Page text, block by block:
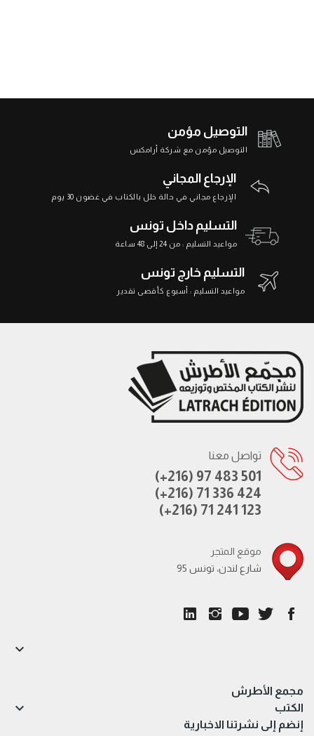
التوصيل مؤمن
التوصيل مؤمن مع شركة أرامكس
الإرجاع المجاني
الإرجاع مجاني في حالة خلل بالكتاب في غضون 30 يوم
التسليم داخل تونس
مواعيد التسليم : من 24 إلى 48 ساعة
التسليم خارج تونس
مواعيد التسليم : أسبوع كأقصى تقدير
تواصل معنا
(+216) 97 483 501
(+216) 71 336 424
(+216) 71 241 123
موقع المتجر
95 شارع لندن، تونس
مجمع الأطرش

الكتب 
إنضم إلى نشرتنا الاخبارية